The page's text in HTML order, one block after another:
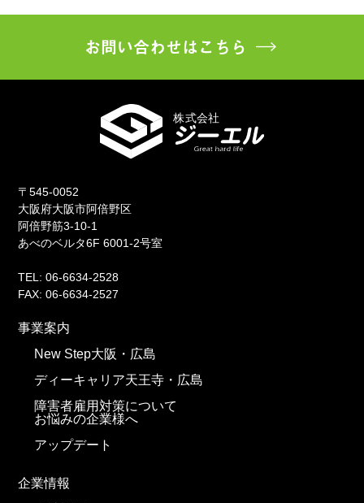
お問い合わせはこちら
〒545-0052
大阪府大阪市阿倍野区
阿倍野筋3-10-1
あべのベルタ6F 6001-2号室
TEL: 06-6634-2528
FAX: 06-6634-2527
事業案内
New Step大阪・広島
ディーキャリア天王寺・広島
障害者雇用対策について
お悩みの企業様へ
アップデート
企業情報